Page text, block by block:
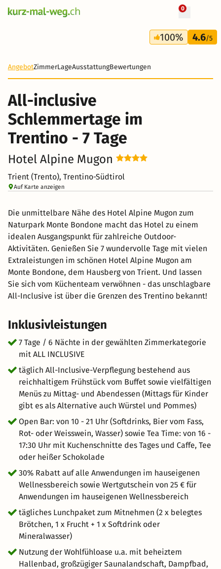
0
7 Tage
410 CHF
+ 18 Fotos
100% 4.6/5
AngebotZimmerLageAusstattungBewertungen
All-inclusive
Schlemmertage im
Trentino - 7 Tage
Hotel Alpine Mugon
Trient (Trento), Trentino-Südtirol
Auf Karte anzeigen
Die unmittelbare Nähe des Hotel Alpine Mugon zum
Naturpark Monte Bondone macht das Hotel zu einem
idealen Ausgangspunkt für zahlreiche Outdoor-
Aktivitäten. Genießen Sie 7 wundervolle Tage mit vielen
Extraleistungen im schönen Hotel Alpine Mugon am
Monte Bondone, dem Hausberg von Trient. Und lassen
Sie sich vom Küchenteam verwöhnen - das unschlagbare
All-Inclusive ist über die Grenzen des Trentino bekannt!
Inklusivleistungen
7 Tage / 6 Nächte in der gewählten Zimmerkategorie
mit ALL INCLUSIVE
täglich All-Inclusive-Verpflegung bestehend aus
reichhaltigem Frühstück vom Buffet sowie vielfältigen
Menüs zu Mittag- und Abendessen (Mittags für Kinder
gibt es als Alternative auch Würstel und Pommes)
Open Bar: von 10 - 21 Uhr (Softdrinks, Bier vom Fass,
Rot- oder Weisswein, Wasser) sowie Tea Time: von 16 -
17:30 Uhr mit Kuchenschnitte des Tages und Caffe, Tee
oder heißer Schokolade
30% Rabatt auf alle Anwendungen im hauseigenen
Wellnessbereich sowie Wertgutschein von 25 € für
Anwendungen im hauseigenen Wellnessbereich
tägliches Lunchpaket zum Mitnehmen (2 x belegtes
Brötchen, 1 x Frucht + 1 x Softdrink oder
Mineralwasser)
Nutzung der Wohlfühloase u.a. mit beheiztem
Hallenbad, großzügiger Saunalandschaft, Dampfbad,